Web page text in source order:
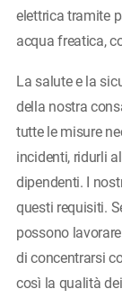
elettrica tramite
acqua freatica,
La salute e la
della nostra
tutte le misure
incidenti, ridurli
dipendenti. I
questi requisiti.
possono
di concentrarsi
così la qualità